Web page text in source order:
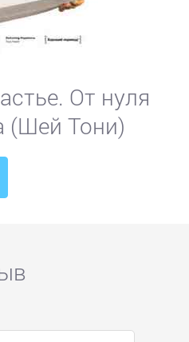
От нуля
(Шей Тони)